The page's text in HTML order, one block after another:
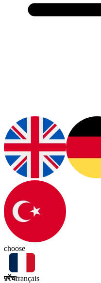
choose
फ़्रेंचfrançais